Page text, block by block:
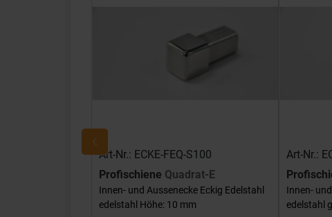
Art-Nr.: ECKE-FEQ-S100
Profischiene Quadrat-E
Innen- und Aussenecke Eckig Edelstahl
edelstahl Höhe: 10 mm
Art-Nr.:
Innen-
edelstahl